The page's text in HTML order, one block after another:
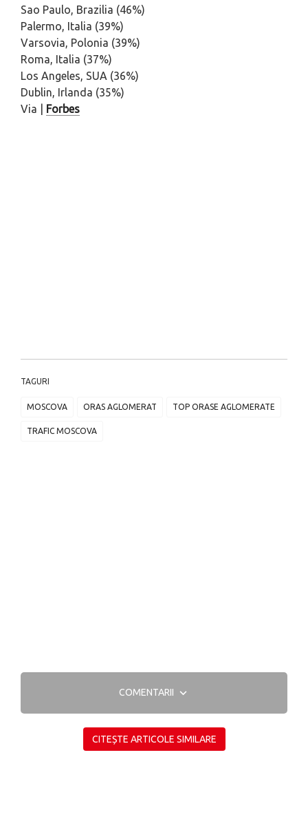
Sao Paulo, Brazilia (46%)
Palermo, Italia (39%)
Varsovia, Polonia (39%)
Roma, Italia (37%)
Los Angeles, SUA (36%)
Dublin, Irlanda (35%)
Via | Forbes
TAGURI
MOSCOVA ORAS AGLOMERAT TOP ORASE AGLOMERATE
TRAFIC MOSCOVA
COMENTARII
CITEȘTE ARTICOLE SIMILARE